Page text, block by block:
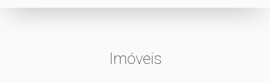
Imóveis